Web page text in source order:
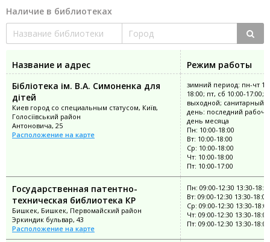
Наличие в библиотеках
Название и адрес
Режим работы
Бібліотека ім. В.А. Симоненка для
дітей
Киев город со специальным статусом, Київ,
Голосіївський район
Антоновича, 25
Расположение на карте
зимний период: пн-чт
18:00; пт, сб 10:00-17:00;
выходной; санитарный
день: последний
день месяца
Пн: 10:00-18:00
Вт: 10:00-18:00
Ср: 10:00-18:00
Чт: 10:00-18:00
Пт: 10:00-17:00
Государственная патентно-
техническая библиотека КР
Бишкек, Бишкек, Первомайский район
Эркиндик бульвар, 43
Расположение на карте
Пн: 09:00-12:30 13:30-
Вт: 09:00-12:30 13:30-18:00
Ср: 09:00-12:30 13:30-18:00
Чт: 09:00-12:30 13:30-18:00
Пт: 09:00-12:30 13:30-18:00